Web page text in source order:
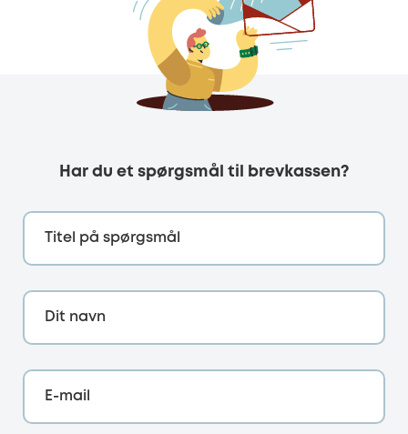
Har du et spørgsmål til brevkassen?
Titel på spørgsmål
Dit navn
E-mail